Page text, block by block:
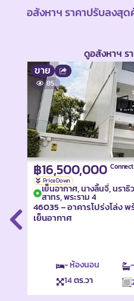
อสังหาฯ ราคาปรับลงสุด
ดูอสังหาฯ ร
ขาย
85
฿16,500,000
Price Down
เย็นอากาศ, นางลิ้นจี่, นรา
สาทร, พระราม 4
46035 – อาคารโปร่งโล่ง
เย็นอากาศ
- ห้องนอน
14ตร.วา